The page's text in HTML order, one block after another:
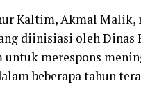
Kaltim, Akmal
diinisiasi oleh Dinas
merespons
beberapa tahun